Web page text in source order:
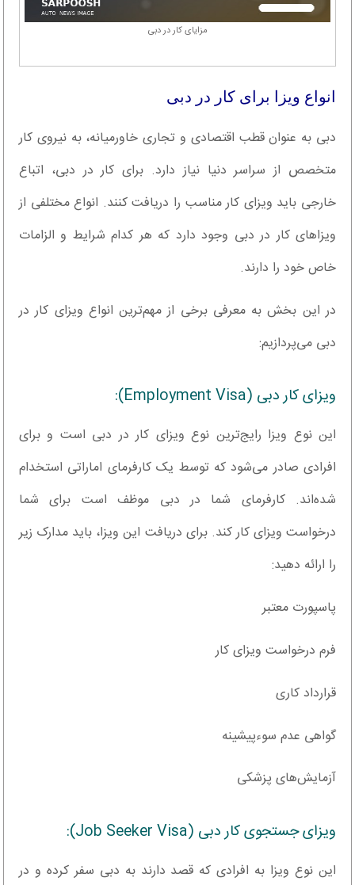
مزایای کار در دبی
انواع ویزا برای کار در دبی
دبی به عنوان قطب اقتصادی و تجاری خاورمیانه، به نیروی کار
متخصص از سراسر دنیا نیاز دارد. برای کار در دبی، اتباع
خارجی باید ویزای کار مناسب را دریافت کنند. انواع مختلفی از
ویزاهای کار در دبی وجود دارد که هر کدام شرایط و الزامات
خاص خود را دارند.
در این بخش به معرفی برخی از مهم‌ترین انواع ویزای کار در
دبی می‌پردازیم:
ویزای کار دبی (Employment Visa):
این نوع ویزا رایج‌ترین نوع ویزای کار در دبی است و برای
افرادی صادر می‌شود که توسط یک کارفرمای اماراتی استخدام
شده‌اند. کارفرمای شما در دبی موظف است برای شما
درخواست ویزای کار کند. برای دریافت این ویزا، باید مدارک زیر
را ارائه دهید:
پاسپورت معتبر
فرم درخواست ویزای کار
قرارداد کاری
گواهی عدم سوءپیشینه
آزمایش‌های پزشکی
ویزای جستجوی کار دبی (Job Seeker Visa):
این نوع ویزا به افرادی که قصد دارند به دبی سفر کرده و در